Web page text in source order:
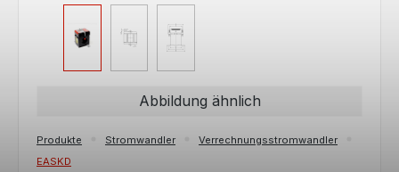
Abbildung ähnlich
Produkte Stromwandler
Verrechnungsstromwandler
EASKD